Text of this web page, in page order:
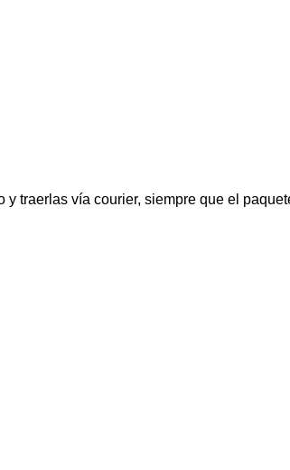
traerlas vía courier, siempre que el